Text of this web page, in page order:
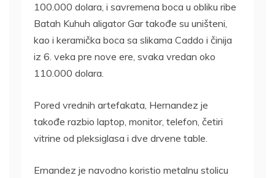
100.000 dolara, i savremena boca u obliku ribe
Batah Kuhuh aligator Gar takođe su uništeni,
kao i keramička boca sa slikama Caddo i činija
iz 6. veka pre nove ere, svaka vredan oko
110.000 dolara.
Pored vrednih artefakata, Hernandez je
takođe razbio laptop, monitor, telefon, četiri
vitrine od pleksiglasa i dve drvene table.
Ernandez je navodno koristio metalnu stolicu